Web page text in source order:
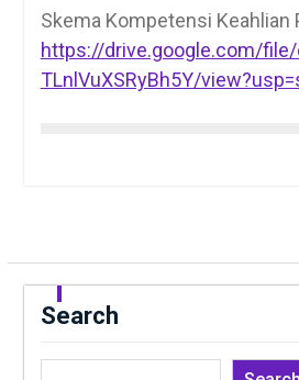
Skema Kompetensi Keahlian
https://drive.google.com/
TLnlVuXSRyBh5Y/
Search